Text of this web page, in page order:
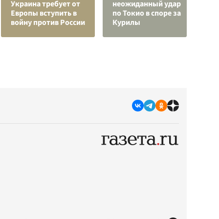
Украина требует от
Европы вступить в
войну против России
неожиданный удар
по Токио в споре за
Курилы